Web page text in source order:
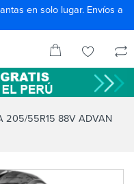
en solo lugar. Envíos a
205/55R15 88V ADVAN